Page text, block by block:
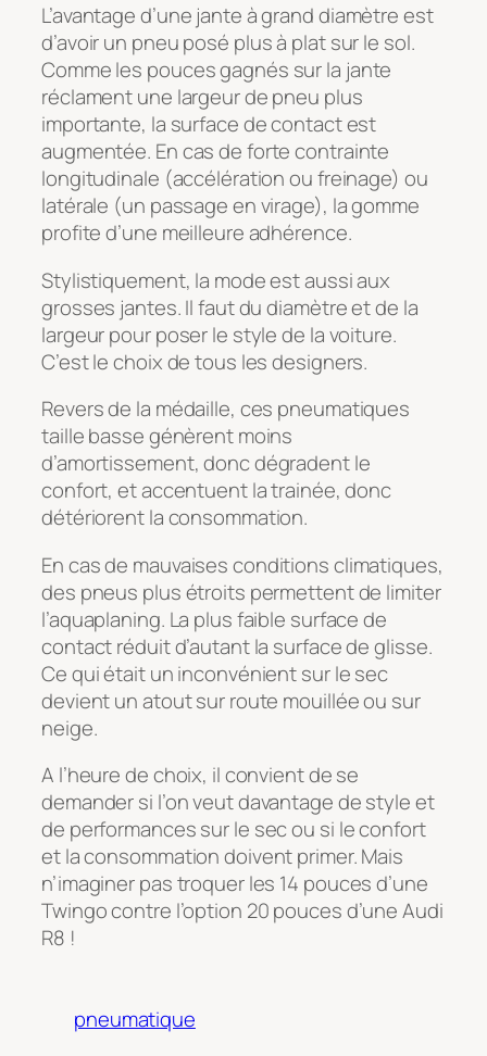
L’avantage d’une jante à grand diamètre est
d’avoir un pneu posé plus à plat sur le sol.
Comme les pouces gagnés sur la jante
réclament une largeur de pneu plus
importante, la surface de contact est
augmentée. En cas de forte contrainte
longitudinale (accélération ou freinage) ou
latérale (un passage en virage), la gomme
profite d’une meilleure adhérence.
Stylistiquement, la mode est aussi aux
grosses jantes. Il faut du diamètre et de la
largeur pour poser le style de la voiture.
C’est le choix de tous les designers.
Revers de la médaille, ces pneumatiques
taille basse génèrent moins
d’amortissement, donc dégradent le
confort, et accentuent la trainée, donc
détériorent la consommation.
En cas de mauvaises conditions climatiques,
des pneus plus étroits permettent de limiter
l’aquaplaning. La plus faible surface de
contact réduit d’autant la surface de glisse.
Ce qui était un inconvénient sur le sec
devient un atout sur route mouillée ou sur
neige.
A l’heure de choix, il convient de se
demander si l’on veut davantage de style et
de performances sur le sec ou si le confort
et la consommation doivent primer. Mais
n’imaginer pas troquer les 14 pouces d’une
Twingo contre l’option 20 pouces d’une Audi
R8 !
pneumatique